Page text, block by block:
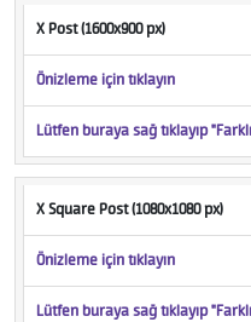
X Post (1600x900 px)
Önizleme için tıklayın
Lütfen buraya sağ tıklayıp
X Square Post (1080x1080 px)
Önizleme için tıklayın
Lütfen buraya sağ tıklayıp